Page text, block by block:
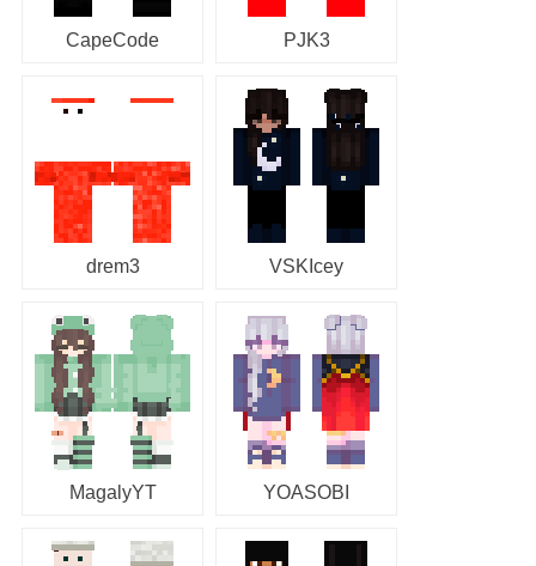
CapeCode PJK3
drem3 VSKIcey
MagalyYT YOASOBI